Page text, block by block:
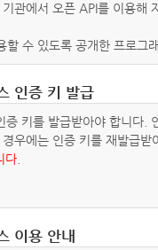
관에서 오픈 API를 이용해
수 있도록 공개한 프로그
인증 키 발급
키를 발급받아야 합니다
우에는 인증 키를 재발급받
.
이용 안내